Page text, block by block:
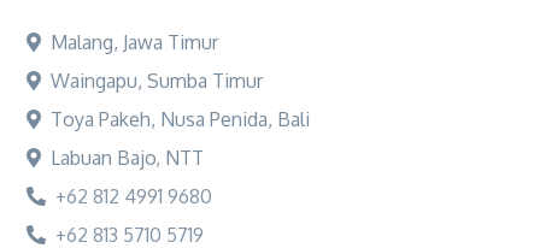
Malang, Jawa Timur
Waingapu, Sumba Timur
Toya Pakeh, Nusa Penida, Bali
Labuan Bajo, NTT
+62 812 4991 9680
+62 813 5710 5719